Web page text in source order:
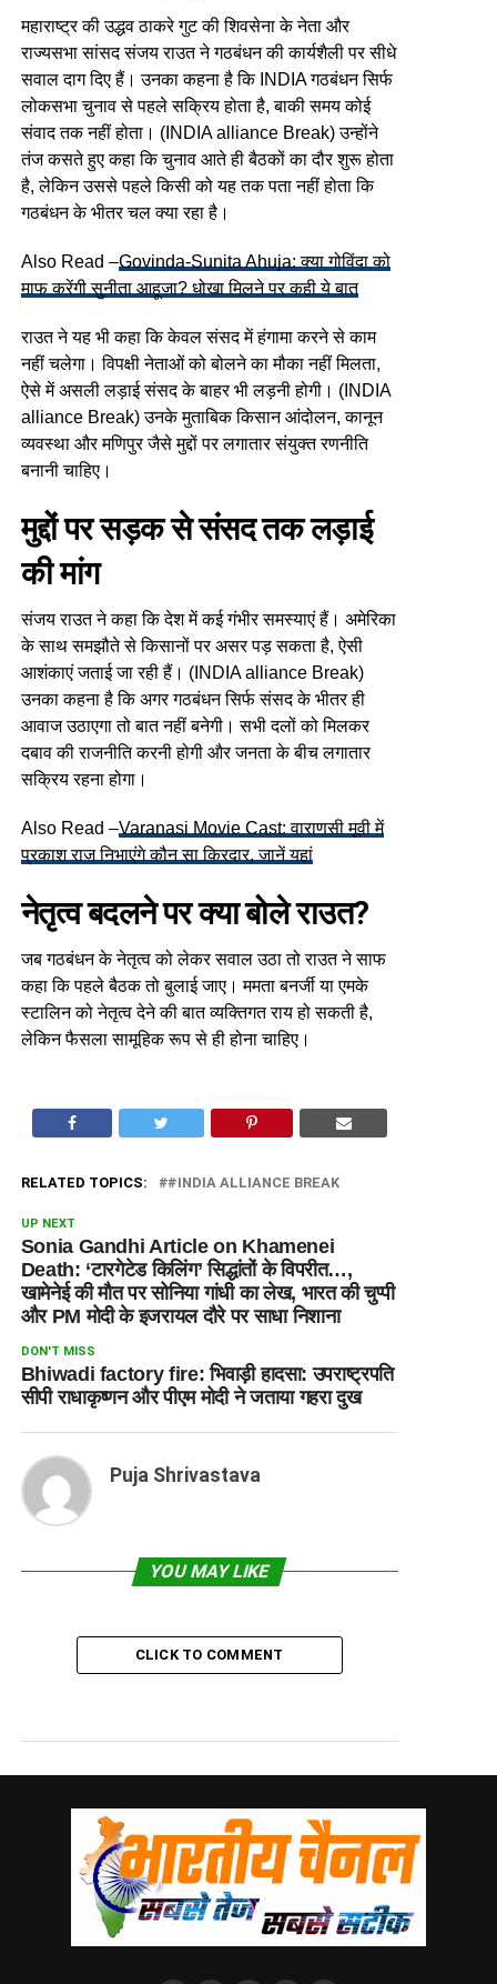
महाराष्ट्र की उद्धव ठाकरे गुट की शिवसेना के नेता और
राज्यसभा सांसद संजय राउत ने गठबंधन की कार्यशैली पर सीधे
सवाल दाग दिए हैं। उनका कहना है कि INDIA गठबंधन सिर्फ
लोकसभा चुनाव से पहले सक्रिय होता है, बाकी समय कोई
संवाद तक नहीं होता। (INDIA alliance Break) उन्होंने
तंज कसते हुए कहा कि चुनाव आते ही बैठकों का दौर शुरू होता
है, लेकिन उससे पहले किसी को यह तक पता नहीं होता कि
गठबंधन के भीतर चल क्या रहा है।
Also Read –Govinda-Sunita Ahuja: क्या गोविंदा को
माफ करेंगी सुनीता आहूजा? धोखा मिलने पर कही ये बात
राउत ने यह भी कहा कि केवल संसद में हंगामा करने से काम
नहीं चलेगा। विपक्षी नेताओं को बोलने का मौका नहीं मिलता,
ऐसे में असली लड़ाई संसद के बाहर भी लड़नी होगी। (INDIA
alliance Break) उनके मुताबिक किसान आंदोलन, कानून
व्यवस्था और मणिपुर जैसे मुद्दों पर लगातार संयुक्त रणनीति
बनानी चाहिए।
मुद्दों पर सड़क से संसद तक लड़ाई
की मांग
संजय राउत ने कहा कि देश में कई गंभीर समस्याएं हैं। अमेरिका
के साथ समझौते से किसानों पर असर पड़ सकता है, ऐसी
आशंकाएं जताई जा रही हैं। (INDIA alliance Break)
उनका कहना है कि अगर गठबंधन सिर्फ संसद के भीतर ही
आवाज उठाएगा तो बात नहीं बनेगी। सभी दलों को मिलकर
दबाव की राजनीति करनी होगी और जनता के बीच लगातार
सक्रिय रहना होगा।
Also Read –Varanasi Movie Cast: वाराणसी मूवी में
प्रकाश राज निभाएंगे कौन सा किरदार, जानें यहां
नेतृत्व बदलने पर क्या बोले राउत?
जब गठबंधन के नेतृत्व को लेकर सवाल उठा तो राउत ने साफ
कहा कि पहले बैठक तो बुलाई जाए। ममता बनर्जी या एमके
स्टालिन को नेतृत्व देने की बात व्यक्तिगत राय हो सकती है,
लेकिन फैसला सामूहिक रूप से ही होना चाहिए।
RELATED TOPICS: #INDIA ALLIANCE BREAK
UP NEXT
Sonia Gandhi Article on Khamenei
Death: ‘टारगेटेड किलिंग’ सिद्धांतों के विपरीत…,
खामेनेई की मौत पर सोनिया गांधी का लेख, भारत की चुप्पी
और PM मोदी के इजरायल दौरे पर साधा निशाना
DON'T MISS
Bhiwadi factory fire: भिवाड़ी हादसा: उपराष्ट्रपति
सीपी राधाकृष्णन और पीएम मोदी ने जताया गहरा दुख
Puja Shrivastava
YOU MAY LIKE
CLICK TO COMMENT